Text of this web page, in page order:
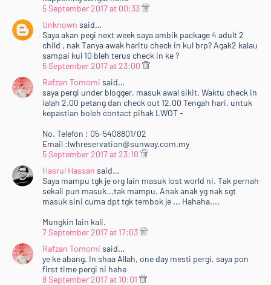
5 September 2017 at 00:33
Unknown said…
Saya akan pegi next week saya ambik package 4 adult 2
child , nak Tanya awak haritu check in kul brp? Agak2 kalau
sampai kul 10 bleh terus check in ke ?
5 September 2017 at 23:00
Rafzan Tomomi said…
saya pergi under blogger, masuk awal sikit. Waktu check in
ialah 2.00 petang dan check out 12.00 Tengah hari. untuk
kepastian boleh contact pihak LWOT -
No. Telefon : 05-5408801/02
Email :lwhreservation@sunway.com.my
5 September 2017 at 23:10
Hasrul Hassan said…
Saya mampu tgk je org lain masuk lost world ni. Tak pernah
sekali pun masuk...tak mampu. Anak anak yg nak sgt
masuk sini cuma dpt tgk tembok je ... Hahaha....
Mungkin lain kali.
7 September 2017 at 17:03
Rafzan Tomomi said…
ye ke abang. In shaa Allah, one day mesti pergi. saya pon
first time pergi ni hehe
8 September 2017 at 10:01